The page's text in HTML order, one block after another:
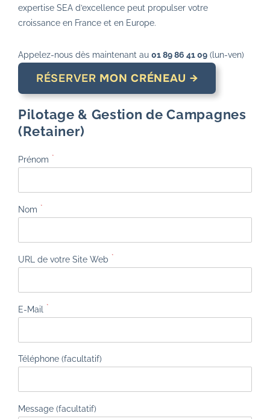
expertise SEA d’excellence peut propulser votre
croissance en France et en Europe.
Appelez-nous dès maintenant au 01 89 86 41 09 (lun-ven)
RÉSERVER MON CRÉNEAU →
Pilotage & Gestion de Campagnes
(Retainer)
Prénom *
Nom *
URL de votre Site Web *
E-Mail *
Téléphone (facultatif)
Message (facultatif)